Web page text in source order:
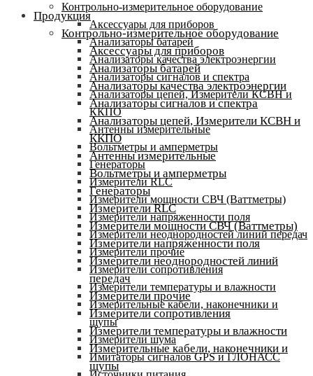
Контрольно-измерительное оборудование
Аксессуары для приборов
Анализаторы батарей
Анализаторы качества электроэнергии
Анализаторы сигналов и спектра
Анализаторы цепей, Измерители КСВН и
ККПО
Антенны измерительные
Вольтметры и амперметры
Генераторы
Измерители RLC
Измерители мощности СВЧ (Ваттметры)
Измерители напряженности поля
Измерители неоднородностей линий передач
Измерители прочие
Измерители сопротивления
Измерители температуры и влажности
Измерительные кабели, наконечники и
щупы
Измерители шума
Имитаторы сигналов GPS и ГЛОНАСС
Продукция
Контрольно-измерительное оборудование
Аксессуары для приборов
Анализаторы батарей
Анализаторы качества электроэнергии
Анализаторы сигналов и спектра
Анализаторы цепей, Измерители КСВН и
ККПО
Антенны измерительные
Вольтметры и амперметры
Генераторы
Измерители RLC
Измерители мощности СВЧ (Ваттметры)
Измерители напряженности поля
Измерители неоднородностей линий
передач
Измерители прочие
Измерители сопротивления
Измерители температуры и влажности
Измерительные кабели, наконечники и
щупы